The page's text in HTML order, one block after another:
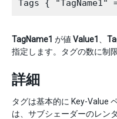
TagName1 が値 Value1
指定します。タグの数に制
詳細
タグは基本的に Key-Value
は、サブシェーダーのレン